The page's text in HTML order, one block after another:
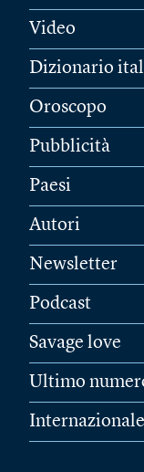
Video
Dizionario
Oroscopo
Pubblicità
Paesi
Autori
Newsletter
Podcast
Savage love
Ultimo